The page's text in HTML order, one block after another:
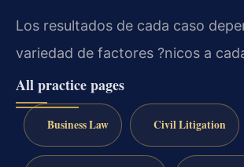
Los resultados de cada caso
variedad de factores ?nicos a
All practice pages
Business Law Civil Litigation